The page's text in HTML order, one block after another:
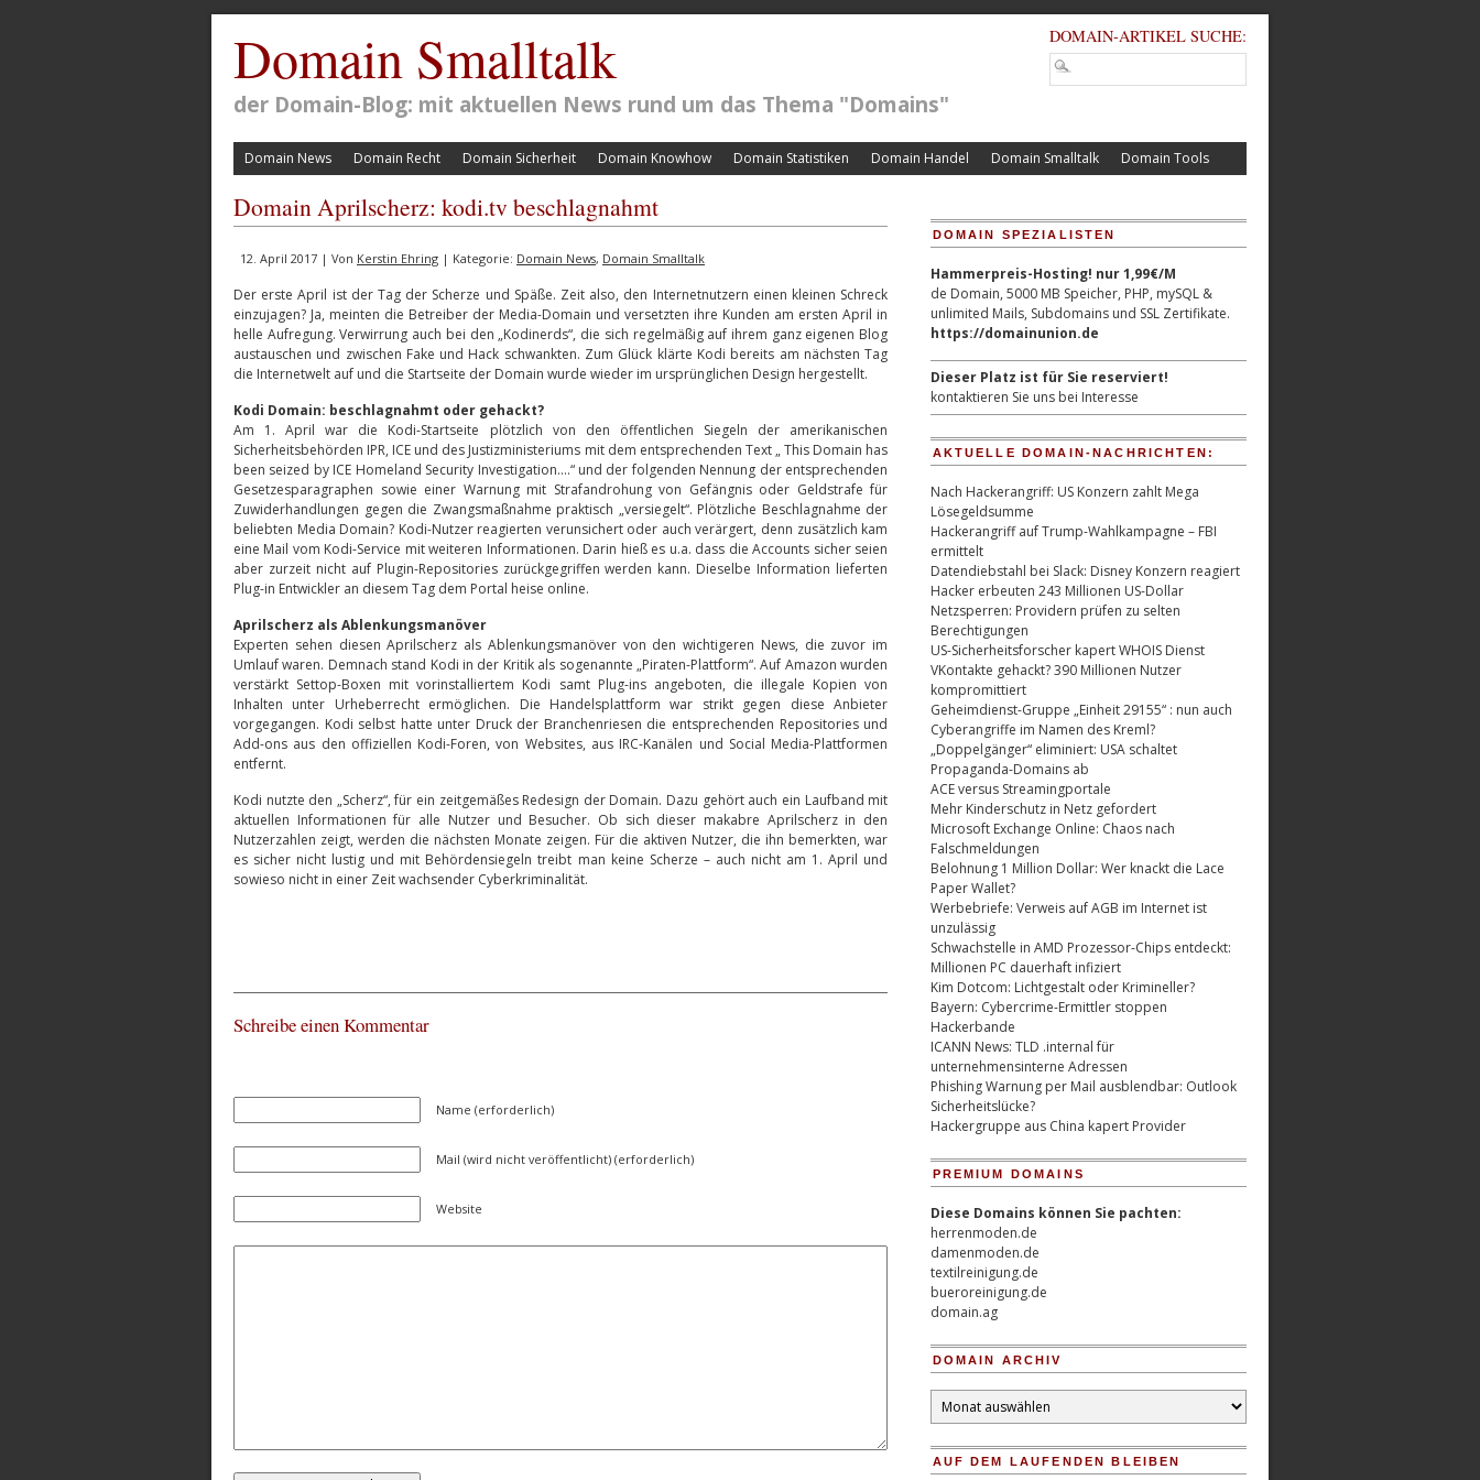
Domain Smalltalk
der Domain-Blog: mit aktuellen News rund um das Thema "Domains"
DOMAIN-ARTIKEL SUCHE:
Domain News Domain Recht Domain Sicherheit Domain Knowhow Domain Statistiken Domain Handel Domain Smalltalk Domain Tools
Domain Aprilscherz: kodi.tv beschlagnahmt
12. April 2017 | Von Kerstin Ehring | Kategorie: Domain News, Domain Smalltalk
Der erste April ist der Tag der Scherze und Späße. Zeit also, den Internetnutzern einen kleinen Schreck
einzujagen? Ja, meinten die Betreiber der Media-Domain und versetzten ihre Kunden am ersten April in
helle Aufregung. Verwirrung auch bei den „Kodinerds“, die sich regelmäßig auf ihrem ganz eigenen Blog
austauschen und zwischen Fake und Hack schwankten. Zum Glück klärte Kodi bereits am nächsten Tag
die Internetwelt auf und die Startseite der Domain wurde wieder im ursprünglichen Design hergestellt.
Kodi Domain: beschlagnahmt oder gehackt?
Am 1. April war die Kodi-Startseite plötzlich von den öffentlichen Siegeln der amerikanischen
Sicherheitsbehörden IPR, ICE und des Justizministeriums mit dem entsprechenden Text „ This Domain has
been seized by ICE Homeland Security Investigation….“ und der folgenden Nennung der entsprechenden
Gesetzesparagraphen sowie einer Warnung mit Strafandrohung von Gefängnis oder Geldstrafe für
Zuwiderhandlungen gegen die Zwangsmaßnahme praktisch „versiegelt“. Plötzliche Beschlagnahme der
beliebten Media Domain? Kodi-Nutzer reagierten verunsichert oder auch verärgert, denn zusätzlich kam
eine Mail vom Kodi-Service mit weiteren Informationen. Darin hieß es u.a. dass die Accounts sicher seien
aber zurzeit nicht auf Plugin-Repositories zurückgegriffen werden kann. Dieselbe Information lieferten
Plug-in Entwickler an diesem Tag dem Portal heise online.
Aprilscherz als Ablenkungsmanöver
Experten sehen diesen Aprilscherz als Ablenkungsmanöver von den wichtigeren News, die zuvor im
Umlauf waren. Demnach stand Kodi in der Kritik als sogenannte „Piraten-Plattform“. Auf Amazon wurden
verstärkt Settop-Boxen mit vorinstalliertem Kodi samt Plug-ins angeboten, die illegale Kopien von
Inhalten unter Urheberrecht ermöglichen. Die Handelsplattform war strikt gegen diese Anbieter
vorgegangen. Kodi selbst hatte unter Druck der Branchenriesen die entsprechenden Repositories und
Add-ons aus den offiziellen Kodi-Foren, von Websites, aus IRC-Kanälen und Social Media-Plattformen
entfernt.
Kodi nutzte den „Scherz“, für ein zeitgemäßes Redesign der Domain. Dazu gehört auch ein Laufband mit
aktuellen Informationen für alle Nutzer und Besucher. Ob sich dieser makabre Aprilscherz in den
Nutzerzahlen zeigt, werden die nächsten Monate zeigen. Für die aktiven Nutzer, die ihn bemerkten, war
es sicher nicht lustig und mit Behördensiegeln treibt man keine Scherze – auch nicht am 1. April und
sowieso nicht in einer Zeit wachsender Cyberkriminalität.
Schreibe einen Kommentar
Name (erforderlich)
Mail (wird nicht veröffentlicht) (erforderlich)
Website
DOMAIN SPEZIALISTEN
Hammerpreis-Hosting! nur 1,99€/M
de Domain, 5000 MB Speicher, PHP, mySQL &
unlimited Mails, Subdomains und SSL Zertifikate.
https://domainunion.de
Dieser Platz ist für Sie reserviert!
kontaktieren Sie uns bei Interesse
AKTUELLE DOMAIN-NACHRICHTEN:
Nach Hackerangriff: US Konzern zahlt Mega
Lösegeldsumme
Hackerangriff auf Trump-Wahlkampagne – FBI
ermittelt
Datendiebstahl bei Slack: Disney Konzern reagiert
Hacker erbeuten 243 Millionen US-Dollar
Netzsperren: Providern prüfen zu selten
Berechtigungen
US-Sicherheitsforscher kapert WHOIS Dienst
VKontakte gehackt? 390 Millionen Nutzer
kompromittiert
Geheimdienst-Gruppe „Einheit 29155“ : nun auch
Cyberangriffe im Namen des Kreml?
„Doppelgänger“ eliminiert: USA schaltet
Propaganda-Domains ab
ACE versus Streamingportale
Mehr Kinderschutz in Netz gefordert
Microsoft Exchange Online: Chaos nach
Falschmeldungen
Belohnung 1 Million Dollar: Wer knackt die Lace
Paper Wallet?
Werbebriefe: Verweis auf AGB im Internet ist
unzulässig
Schwachstelle in AMD Prozessor-Chips entdeckt:
Millionen PC dauerhaft infiziert
Kim Dotcom: Lichtgestalt oder Krimineller?
Bayern: Cybercrime-Ermittler stoppen
Hackerbande
ICANN News: TLD .internal für
unternehmensinterne Adressen
Phishing Warnung per Mail ausblendbar: Outlook
Sicherheitslücke?
Hackergruppe aus China kapert Provider
PREMIUM DOMAINS
Diese Domains können Sie pachten:
herrenmoden.de
damenmoden.de
textilreinigung.de
bueroreinigung.de
domain.ag
DOMAIN ARCHIV
Domain
Archiv
AUF DEM LAUFENDEN BLEIBEN